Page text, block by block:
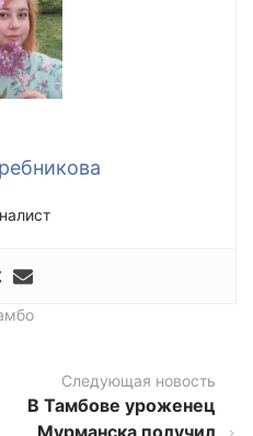
Следующая новость
В Тамбове уроженец